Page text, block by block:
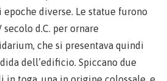
diverse. Le statue furono
d.C. per ornare
che si presentava quindi
dell’edificio. Spiccano due